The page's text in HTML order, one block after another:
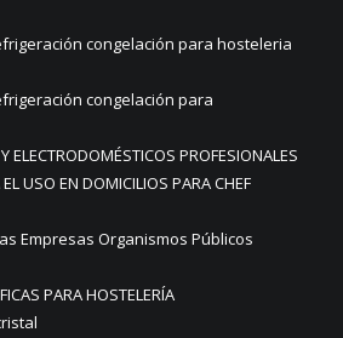
congelación para hosteleria
congelación para
ELECTRODOMÉSTICOS PROFESIONALES
USO EN DOMICILIOS PARA CHEF
Empresas Organismos Públicos
PARA HOSTELERÍA